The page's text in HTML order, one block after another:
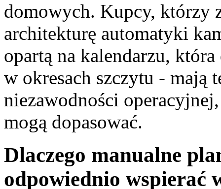
domowych. Kupcy, którzy
architekturę automatyki
opartą na kalendarzu,
w okresach szczytu - mają
niezawodności
mogą dopasować.
Dlaczego manualne
odpowiednio wspierać